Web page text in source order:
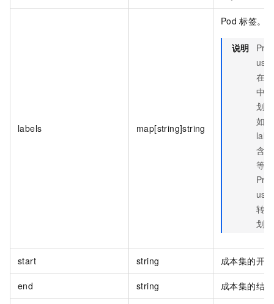
labels map[string]string
Pod 标签。
说明
us
在
中
划
如
含“-
等
us
转
划
start string 成本集的开
end string 成本集的结